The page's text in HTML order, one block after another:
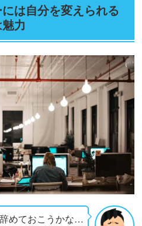
は自分を変えられる
力
めておこうかな…